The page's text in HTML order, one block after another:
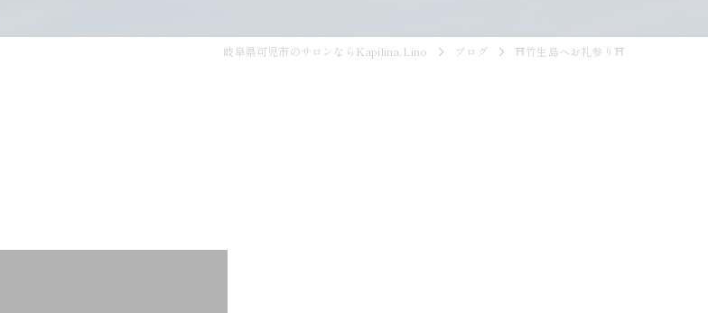
骨盤底筋
岐阜県可児市のサロンならKapilina.Lino ブログ ⛩️竹生島へお礼参り⛩️